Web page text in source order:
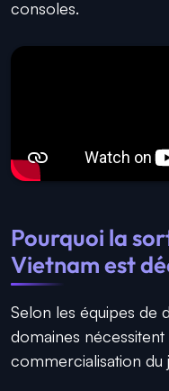
consoles.
Pourquoi la
Vietnam est
Selon les équipes de
domaines
commercialisation du